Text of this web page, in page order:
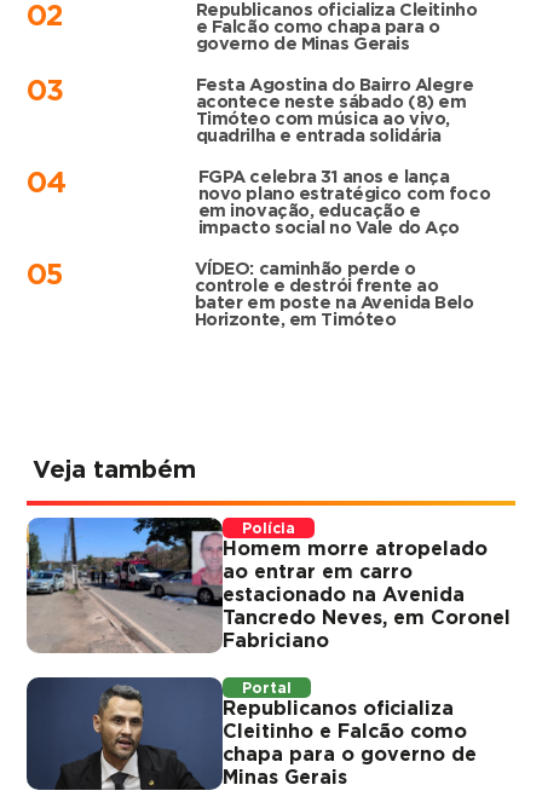
02
Republicanos oficializa Cleitinho
e Falcão como chapa para o
governo de Minas Gerais
03
Festa Agostina do Bairro Alegre
acontece neste sábado (8) em
Timóteo com música ao vivo,
quadrilha e entrada solidária
04
FGPA celebra 31 anos e lança
novo plano estratégico com foco
em inovação, educação e
impacto social no Vale do Aço
05
VÍDEO: caminhão perde o
controle e destrói frente ao
bater em poste na Avenida Belo
Horizonte, em Timóteo
Veja também
Polícia
Homem morre atropelado
ao entrar em carro
estacionado na Avenida
Tancredo Neves, em Coronel
Fabriciano
Portal
Republicanos oficializa
Cleitinho e Falcão como
chapa para o governo de
Minas Gerais